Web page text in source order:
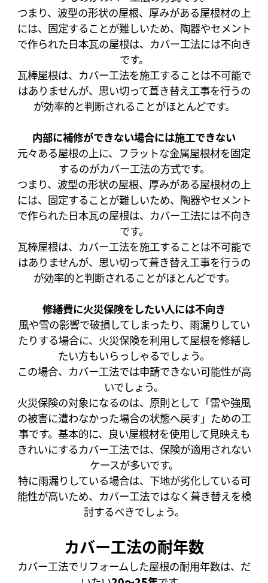
つまり、波型の形状の屋根、厚みがある屋根材の上
には、固定することが難しいため、陶器やセメント
で作られた日本瓦の屋根は、カバー工法には不向き
です。
瓦棒屋根は、カバー工法を施工することは不可能で
はありませんが、思い切って葺き替え工事を行うの
が効率的と判断されることがほとんどです。
内部に補修ができない場合には施工できない
元々ある屋根の上に、フラットな金属屋根材を固定
するのがカバー工法の方式です。
つまり、波型の形状の屋根、厚みがある屋根材の上
には、固定することが難しいため、陶器やセメント
で作られた日本瓦の屋根は、カバー工法には不向き
です。
瓦棒屋根は、カバー工法を施工することは不可能で
はありませんが、思い切って葺き替え工事を行うの
が効率的と判断されることがほとんどです。
修繕費に火災保険をしたい人には不向き
風や雪の影響で破損してしまったり、雨漏りしてい
たりする場合に、火災保険を利用して屋根を修繕し
たい方もいらっしゃるでしょう。
この場合、カバー工法では申請できない可能性が高
いでしょう。
火災保険の対象になるのは、原則として「雷や強風
の被害に遭わなかった場合の状態へ戻す」ための工
事です。基本的に、良い屋根材を使用して見映えも
きれいにするカバー工法では、保険が適用されない
ケースが多いです。
特に雨漏りしている場合は、下地が劣化している可
能性が高いため、カバー工法ではなく葺き替えを検
討するべきでしょう。
カバー工法の耐年数
カバー工法でリフォームした屋根の耐用年数は、だ